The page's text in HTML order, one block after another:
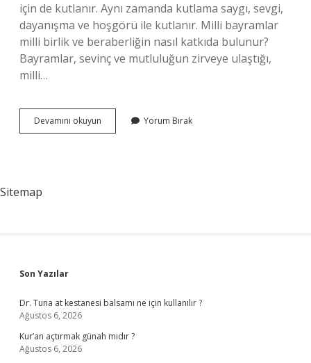
için de kutlanır. Aynı zamanda kutlama saygı, sevgi,
dayanışma ve hoşgörü ile kutlanır. Milli bayramlar
milli birlik ve beraberliğin nasıl katkıda bulunur?
Bayramlar, sevinç ve mutluluğun zirveye ulaştığı,
milli…
Devamını okuyun
Birlik
Yorum Bırak
Sitemap
Sidebar
Son Yazılar
Dr. Tuna at kestanesi balsamı ne için kullanılır ?
Ağustos 6, 2026
Kur’an açtırmak günah mıdır ?
Ağustos 6, 2026